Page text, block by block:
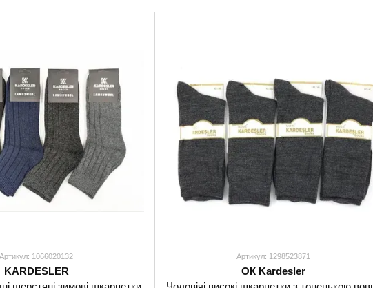
Артикул: 1066020132
KARDESLER
Артикул: 1298523871
ОК Kardesler